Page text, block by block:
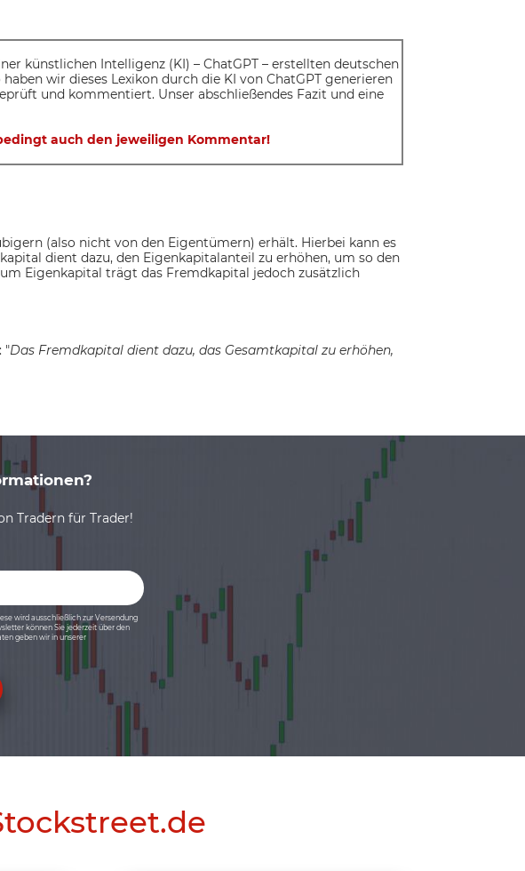
künstlichen Intelligenz (KI) – ChatGPT – erstellten deutschen
wir dieses Lexikon durch die KI von ChatGPT generieren
und kommentiert. Unser abschließendes Fazit und eine
auch den jeweiligen Kommentar!
(also nicht von den Eigentümern) erhält. Hierbei kann es
dient dazu, den Eigenkapitalanteil zu erhöhen, um so den
Eigenkapital trägt das Fremdkapital jedoch zusätzlich
"Das Fremdkapital dient dazu, das Gesamtkapital zu erhöhen,
Tradern für Trader!
wird ausschließlich zur Versendung
können Sie jederzeit über den
geben wir in unserer